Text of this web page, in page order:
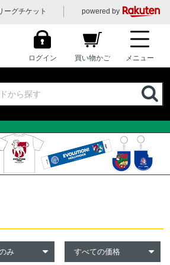
ーグチケット powered by
ログイン 買い物かご メニュー